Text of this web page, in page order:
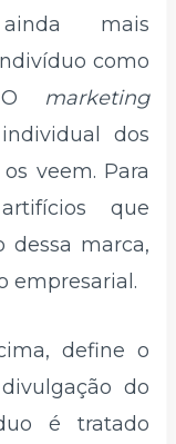
mais
como
O marketing
dos
veem. Para
que
dessa marca,
empresarial.
define o
do
é tratado